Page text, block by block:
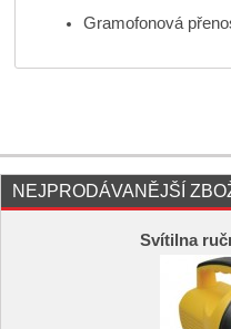
Gramofonová
NEJPRODÁVANĚJŠÍ
Svítilna